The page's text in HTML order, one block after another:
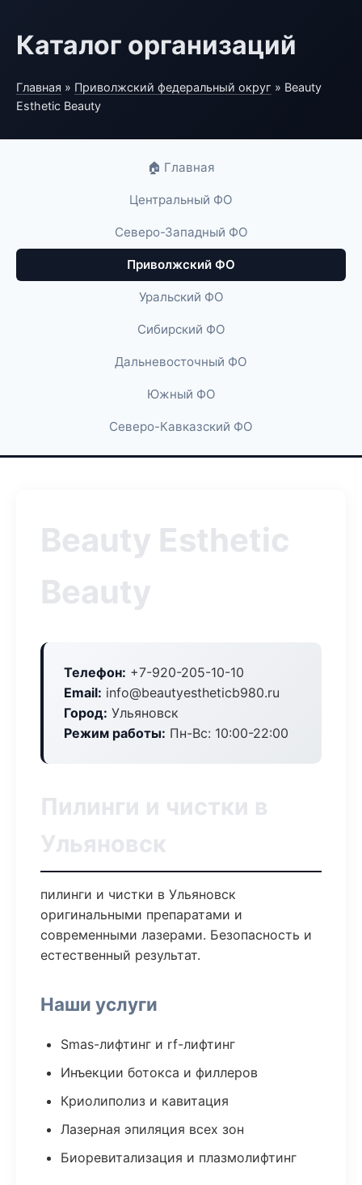
Каталог организаций
Главная » Приволжский федеральный округ » Beauty
Esthetic Beauty
🏠 Главная
Центральный ФО
Северо-Западный ФО
Приволжский ФО
Уральский ФО
Сибирский ФО
Дальневосточный ФО
Южный ФО
Северо-Кавказский ФО
Beauty Esthetic
Beauty
Телефон: +7-920-205-10-10
Email: info@beautyestheticb980.ru
Город: Ульяновск
Режим работы: Пн-Вс: 10:00-22:00
Пилинги и чистки в
Ульяновск
пилинги и чистки в Ульяновск
оригинальными препаратами и
современными лазерами. Безопасность и
естественный результат.
Наши услуги
Smas-лифтинг и rf-лифтинг
Инъекции ботокса и филлеров
Криолиполиз и кавитация
Лазерная эпиляция всех зон
Биоревитализация и плазмолифтинг